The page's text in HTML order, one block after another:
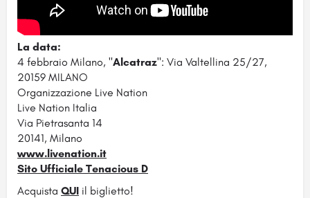
La data:
4 febbraio Milano, "Alcatraz": Via Valtellina 25/27,
20159 MILANO
Organizzazione Live Nation
Live Nation Italia
Via Pietrasanta 14
20141, Milano
www.livenation.it
Sito Ufficiale Tenacious D
Acquista QUI il biglietto!